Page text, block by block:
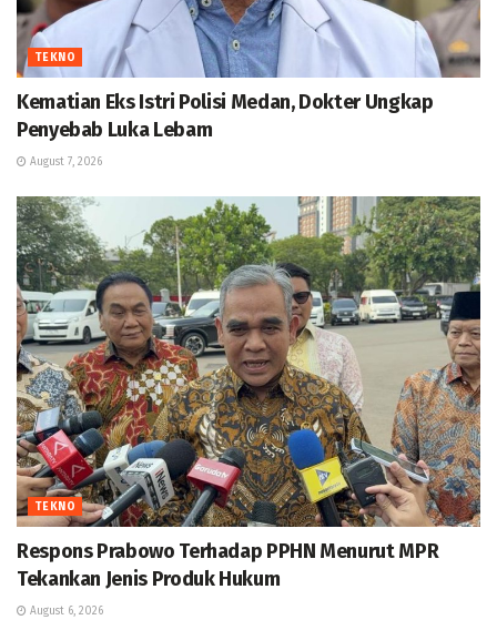
TEKNO
Kematian Eks Istri Polisi Medan, Dokter Ungkap
Penyebab Luka Lebam
August 7, 2026
TEKNO
Respons Prabowo Terhadap PPHN Menurut MPR
Tekankan Jenis Produk Hukum
August 6, 2026